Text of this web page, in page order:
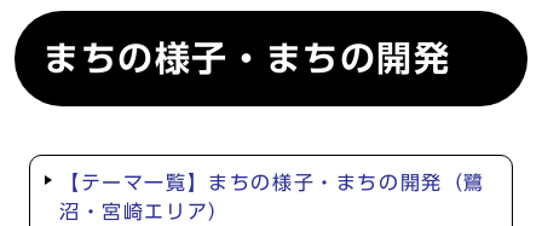
まちの様子・まちの開発
【テーマ一覧】まちの様子・まちの開発（鷺
沼・宮崎エリア）